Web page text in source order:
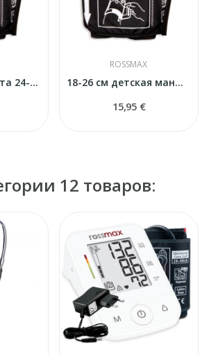
ROSSMAX манжета 24-40 cм для тонометра
ROSSMAX
18-26 см детская манжета Rossmax для тонометра
15,95 €
12 товаров: